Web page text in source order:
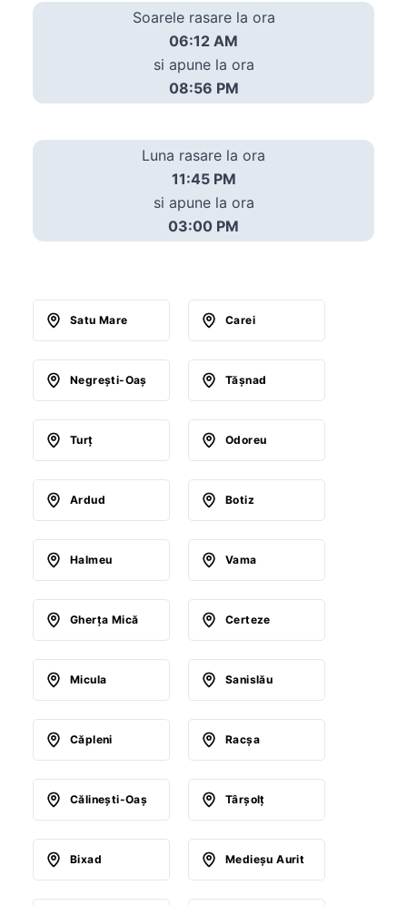
Soarele rasare la ora
06:12 AM
si apune la ora
08:56 PM
Luna rasare la ora
11:45 PM
si apune la ora
03:00 PM
Satu Mare Carei
Negreşti-Oaş Tăşnad
Turţ Odoreu
Ardud Botiz
Halmeu Vama
Gherţa Mică Certeze
Micula Sanislău
Căpleni Racşa
Călineşti-Oaş Târşolţ
Bixad Medieşu Aurit